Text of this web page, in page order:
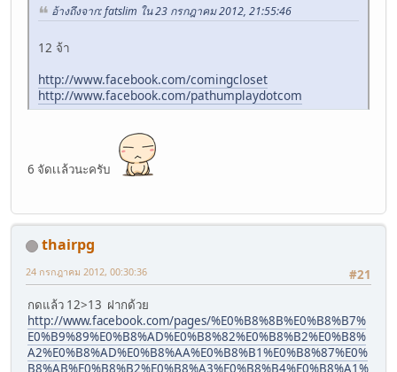
อ้างถึงจาก: fatslim ใน 23 กรกฎาคม 2012, 21:55:46
12 จ้า
http://www.facebook.com/comingcloset
http://www.facebook.com/pathumplaydotcom
6 จัดเเล้วนะครับ
thairpg
#21
24 กรกฎาคม 2012, 00:30:36
กดแล้ว 12>13 ฝากด้วย
http://www.facebook.com/pages/%E0%B8%8B%E0%B8%B7%
E0%B9%89%E0%B8%AD%E0%B8%82%E0%B8%B2%E0%B8%
A2%E0%B8%AD%E0%B8%AA%E0%B8%B1%E0%B8%87%E0%
B8%AB%E0%B8%B2%E0%B8%A3%E0%B8%B4%E0%B8%A1%